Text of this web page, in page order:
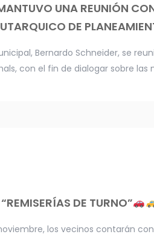
UNA REUNIÓN
DE
Bernardo Schneider, se
con el fin de dialogar sobre
DE TURNO”
los vecinos contarán